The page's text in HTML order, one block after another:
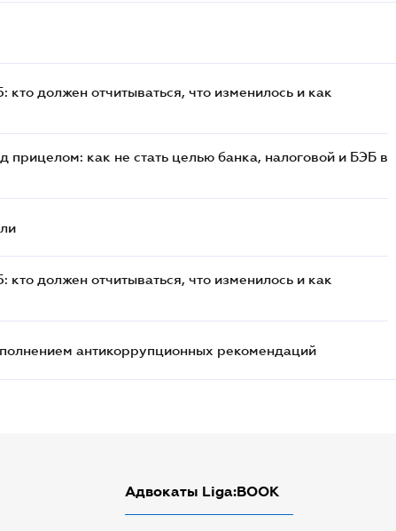
должен отчитываться, что изменилось и как
прицелом: как не стать целью банка, налоговой и БЭБ в
должен отчитываться, что изменилось и как
антикоррупционных рекомендаций
Адвокаты Liga:BOOK